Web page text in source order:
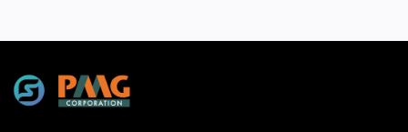
กรมพัฒนาธุรกิจการค้า กระทรวงพาณิชย์ เปิดเผยภายหลังเป็น
ประธานมอบประกาศนียบัตรแก่ผู้ประกอบการแฟรนไชส์ใน 2